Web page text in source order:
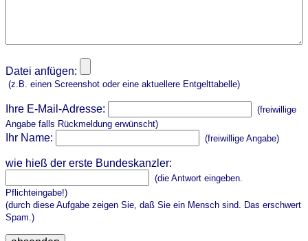
Datei anfügen:
(z.B. einen Screenshot oder eine aktuellere Entgelttabelle)
Ihre E-Mail-Adresse:
(freiwillige
Angabe falls Rückmeldung erwünscht)
Ihr Name: (freiwillige Angabe)
wie hieß der erste Bundeskanzler:
(die Antwort eingeben.
Pflichteingabe!)
(durch diese Aufgabe zeigen Sie, daß Sie ein Mensch sind. Das erschwert
Spam.)